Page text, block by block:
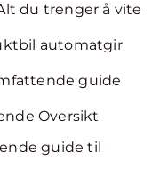
du trenger å vite
automatgir
guide
Oversikt
guide til